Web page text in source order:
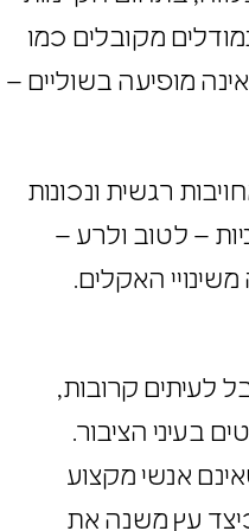
מקובלים כמו
מופיעה בשוליים –
רגשית ונכונות
– לטוב ולרע –
האקלים.
לעיתים קרובות,
בעיני הציבור.
אנשי מקצוע
עץ משנה את